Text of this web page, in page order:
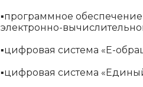
▪️программное
электронно-
▪️цифровая система «Е-
▪️цифровая система